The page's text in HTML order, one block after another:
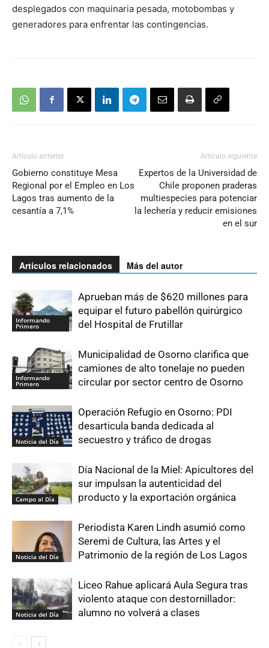
desplegados con maquinaria pesada, motobombas y
generadores para enfrentar las contingencias.
Artículo anterior
Gobierno constituye Mesa
Regional por el Empleo en Los
Lagos tras aumento de la
cesantía a 7,1%
Artículo siguiente
Expertos de la Universidad de
Chile proponen praderas
multiespecies para potenciar
la lechería y reducir emisiones
en el sur
Artículos relacionados Más del autor
Informando
Primero
Aprueban más de $620 millones para
equipar el futuro pabellón quirúrgico
del Hospital de Frutillar
Informando
Primero
Municipalidad de Osorno clarifica que
camiones de alto tonelaje no pueden
circular por sector centro de Osorno
Noticia del Día
Operación Refugio en Osorno: PDI
desarticula banda dedicada al
secuestro y tráfico de drogas
Campo al Día
Día Nacional de la Miel: Apicultores del
sur impulsan la autenticidad del
producto y la exportación orgánica
Noticia del Día
Periodista Karen Lindh asumió como
Seremi de Cultura, las Artes y el
Patrimonio de la región de Los Lagos
Noticia del Día
Liceo Rahue aplicará Aula Segura tras
violento ataque con destornillador:
alumno no volverá a clases